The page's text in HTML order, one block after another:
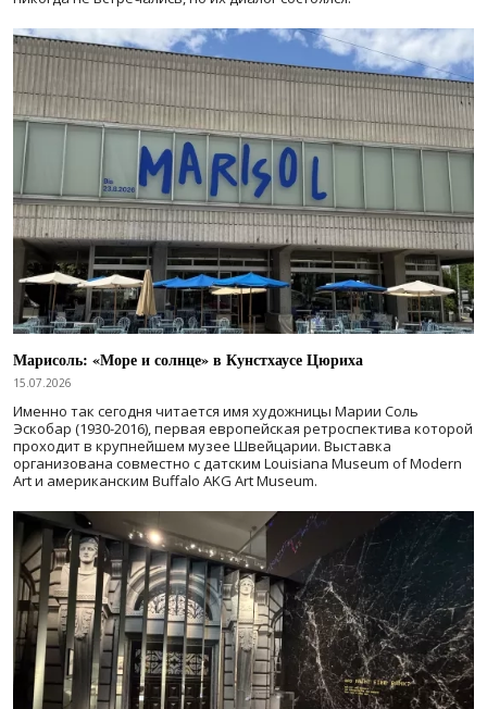
Марисоль: «Море и солнце» в Кунстхаусе Цюриха
15.07.2026
Именно так сегодня читается имя художницы Марии Соль
Эскобар (1930-2016), первая европейская ретроспектива которой
проходит в крупнейшем музее Швейцарии. Выставка
организована совместно с датским Louisiana Museum of Modern
Art и американским Buffalo AKG Art Museum.